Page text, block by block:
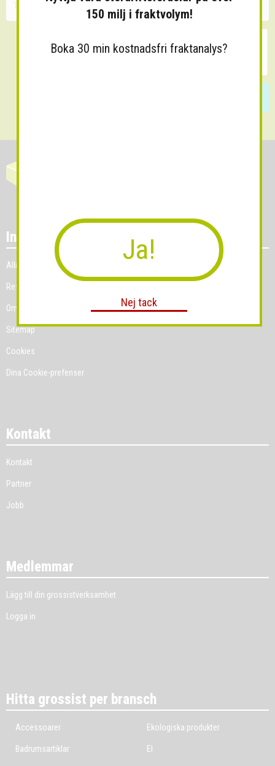
Information
Allmänna villkor
Referenskunder
Om Grossist.se
Sitemap
Cookies
Dina Cookie-prefenser
Kontakt
Kontakt
Partner
Jobb
Medlemmar
Lägg till din grossistverksamhet
Logga in
Hitta grossist per bransch
Accessoarer
Badrumsartiklar
Ekologiska produkter
El
150 milj i fraktvolym!
Boka 30 min kostnadsfri fraktanalys?
Ja!
Nej tack